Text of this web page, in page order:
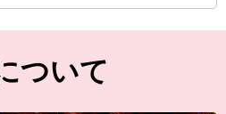
ついて